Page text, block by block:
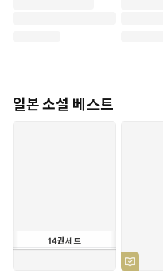
일본 소설 베스트
14권세트